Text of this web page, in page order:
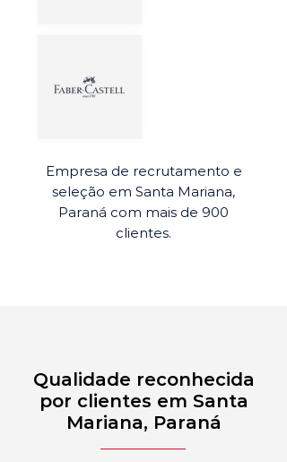
Empresa de recrutamento e
seleção em Santa Mariana,
Paraná com mais de 900
clientes.
Qualidade reconhecida
por clientes em Santa
Mariana, Paraná